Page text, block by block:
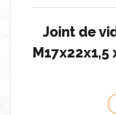
Joint de
M17x22x1,5